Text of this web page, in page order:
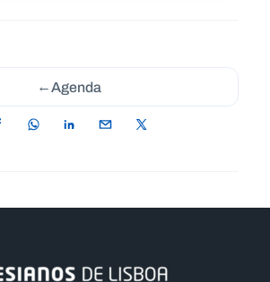
←Agenda